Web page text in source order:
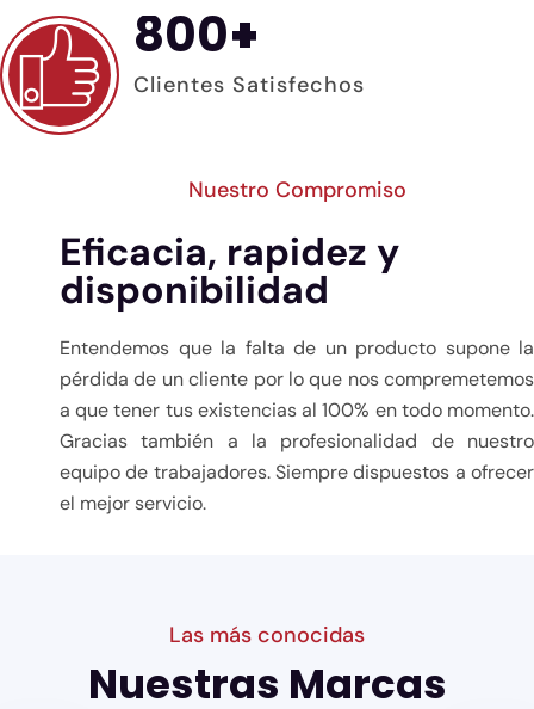
800+
Clientes Satisfechos
Nuestro Compromiso
Eficacia, rapidez y
disponibilidad
Entendemos que la falta de un producto supone la
pérdida de un cliente por lo que nos compremetemos
a que tener tus existencias al 100% en todo momento.
Gracias también a la profesionalidad de nuestro
equipo de trabajadores. Siempre dispuestos a ofrecer
el mejor servicio.
Las más conocidas
Nuestras Marcas